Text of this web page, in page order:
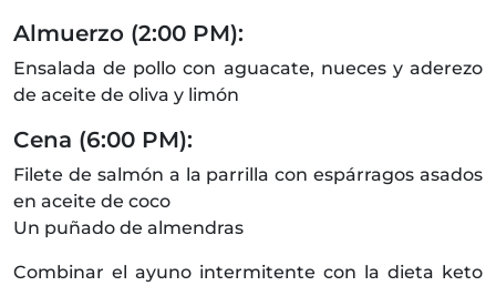
Almuerzo (2:00 PM):
Ensalada de pollo con aguacate, nueces y aderezo
de aceite de oliva y limón
Cena (6:00 PM):
Filete de salmón a la parrilla con espárragos asados
en aceite de coco
Un puñado de almendras
Combinar el ayuno intermitente con la dieta keto